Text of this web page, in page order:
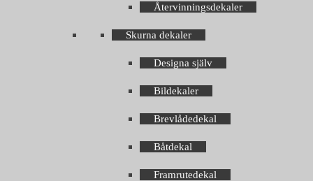
Återvinningsdekaler
Skurna dekaler
Designa själv
Bildekaler
Brevlådedekal
Båtdekal
Framrutedekal